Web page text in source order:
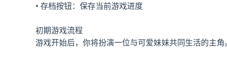
• 存档按钮：保存当前游戏进度
初期游戏流程
游戏开始后，你将扮演一位与可爱妹妹共同生活的主